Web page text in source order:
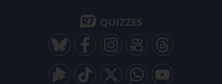
QUIZZES